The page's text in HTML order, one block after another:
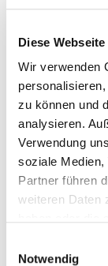
Diese
Wir verwenden
zu können und
analysieren.
Verwendung
soziale Medien,
Partner führen
weiteren Daten
Notwendig
Suchen nach
Finden
ALLE
MARTIN